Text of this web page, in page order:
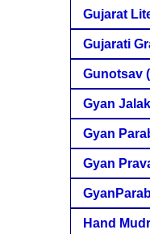
Gujarat
Gujarati
Gunotsav
Gyan
Gyan
Gyan
Hand